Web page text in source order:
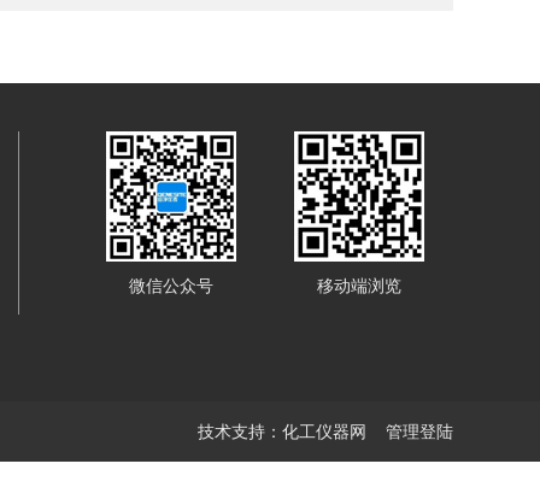
微信公众号 移动端浏览
技术支持： 化工仪器网 管理登陆